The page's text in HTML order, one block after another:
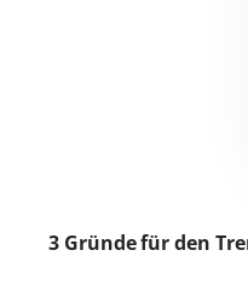
3 Gründe für den